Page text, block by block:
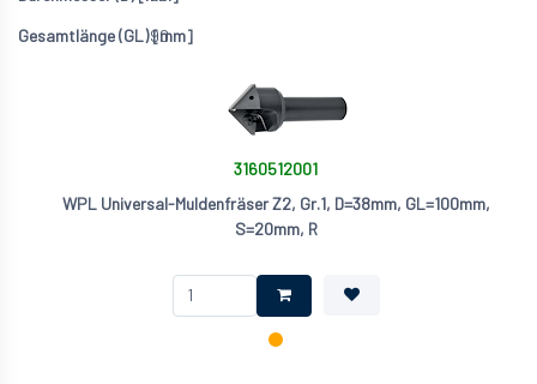
90
3160512001
WPL Universal-Muldenfräser Z2, Gr.1, D=38mm, GL=100mm,
S=20mm, R